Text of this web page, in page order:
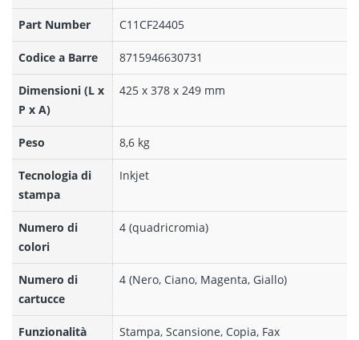
Part Number C11CF24405
Codice a Barre 8715946630731
Dimensioni (L x
P x A)
425‎ x 378 x 249 mm
Peso 8,6 kg
Tecnologia di
stampa
Inkjet
Numero di
colori
4 (quadricromia)
Numero di
cartucce
4 (Nero, Ciano, Magenta, Giallo)
Funzionalità Stampa, Scansione, Copia, Fax